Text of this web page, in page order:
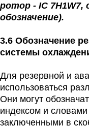
ротор - IC 7H1W7,
обозначение).
3.6 Обозначение
системы
Для резервной и
использоваться
Они могут
индексом и
заключенными в